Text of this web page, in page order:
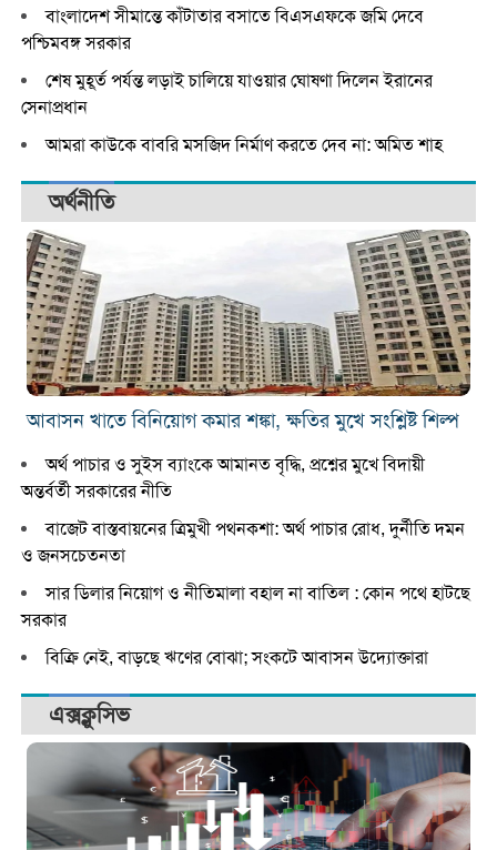
বাংলাদেশ সীমান্তে কাঁটাতার বসাতে বিএসএফকে জমি দেবে
পশ্চিমবঙ্গ সরকার
শেষ মুহূর্ত পর্যন্ত লড়াই চালিয়ে যাওয়ার ঘোষণা দিলেন ইরানের
সেনাপ্রধান
আমরা কাউকে বাবরি মসজিদ নির্মাণ করতে দেব না: অমিত শাহ
অর্থনীতি
আবাসন খাতে বিনিয়োগ কমার শঙ্কা, ক্ষতির মুখে সংশ্লিষ্ট শিল্প
অর্থ পাচার ও সুইস ব্যাংকে আমানত বৃদ্ধি, প্রশ্নের মুখে বিদায়ী
অন্তর্বর্তী সরকারের নীতি
বাজেট বাস্তবায়নের ত্রিমুখী পথনকশা: অর্থ পাচার রোধ, দুর্নীতি দমন
ও জনসচেতনতা
সার ডিলার নিয়োগ ও নীতিমালা বহাল না বাতিল : কোন পথে হাটছে
সরকার
বিক্রি নেই, বাড়ছে ঋণের বোঝা; সংকটে আবাসন উদ্যোক্তারা
এক্সক্লুসিভ